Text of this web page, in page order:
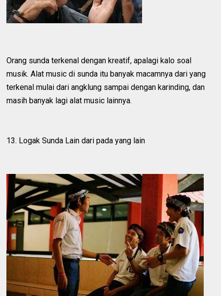
Orang sunda terkenal dengan kreatif, apalagi kalo soal
musik. Alat music di sunda itu banyak macamnya dari yang
terkenal mulai dari angklung sampai dengan karinding, dan
masih banyak lagi alat music lainnya.
13. Logak Sunda Lain dari pada yang lain